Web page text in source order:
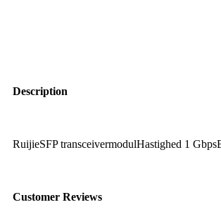
Description
RuijieSFP transceivermodulHastighed 1
Customer Reviews